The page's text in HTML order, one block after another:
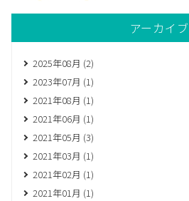
アーカイブ
2025年08月 (2)
2023年07月 (1)
2021年08月 (1)
2021年06月 (1)
2021年05月 (3)
2021年03月 (1)
2021年02月 (1)
2021年01月 (1)